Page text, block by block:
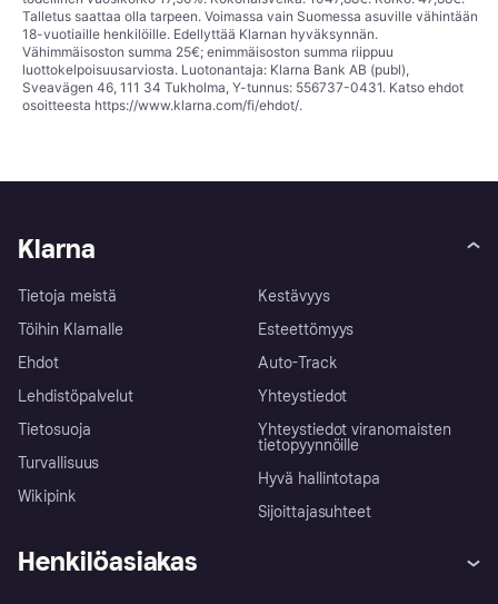
Talletus saattaa olla tarpeen. Voimassa vain Suomessa asuville vähintään
18-vuotiaille henkilöille. Edellyttää Klarnan hyväksynnän.
Vähimmäisoston summa 25€; enimmäisoston summa riippuu
luottokelpoisuusarviosta. Luotonantaja: Klarna Bank AB (publ),
Sveavägen 46, 111 34 Tukholma, Y-tunnus: 556737-0431. Katso ehdot
osoitteesta https://www.klarna.com/fi/ehdot/.
Klarna
Tietoja meistä
Töihin Klarnalle
Ehdot
Lehdistöpalvelut
Tietosuoja
Turvallisuus
Wikipink
Kestävyys
Esteettömyys
Auto-Track
Yhteystiedot
Yhteystiedot viranomaisten
tietopyynnöille
Hyvä hallintotapa
Sijoittajasuhteet
Henkilöasiakas